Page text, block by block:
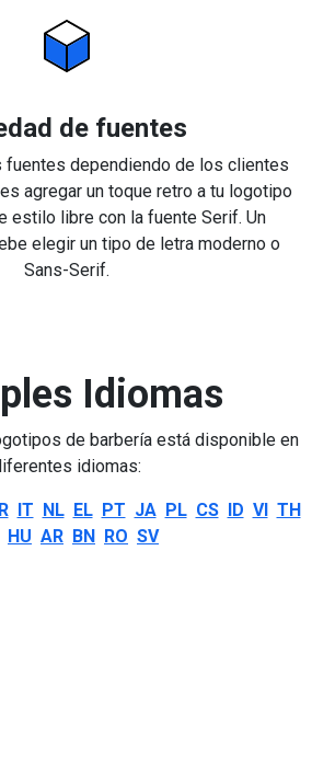
de fuentes
fuentes dependiendo de los clientes
agregar un toque retro a tu logotipo
estilo libre con la fuente Serif. Un
elegir un tipo de letra moderno o
Sans-Serif.
Idiomas
de barbería está disponible en
idiomas:
IT NL EL PT JA PL CS ID VI TH
HU AR BN RO SV